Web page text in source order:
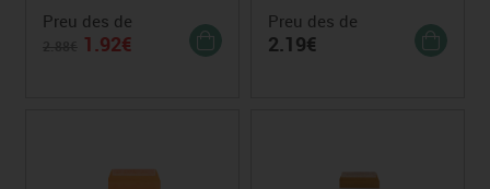
Preu des de
1.92€
Preu des de
2.19€